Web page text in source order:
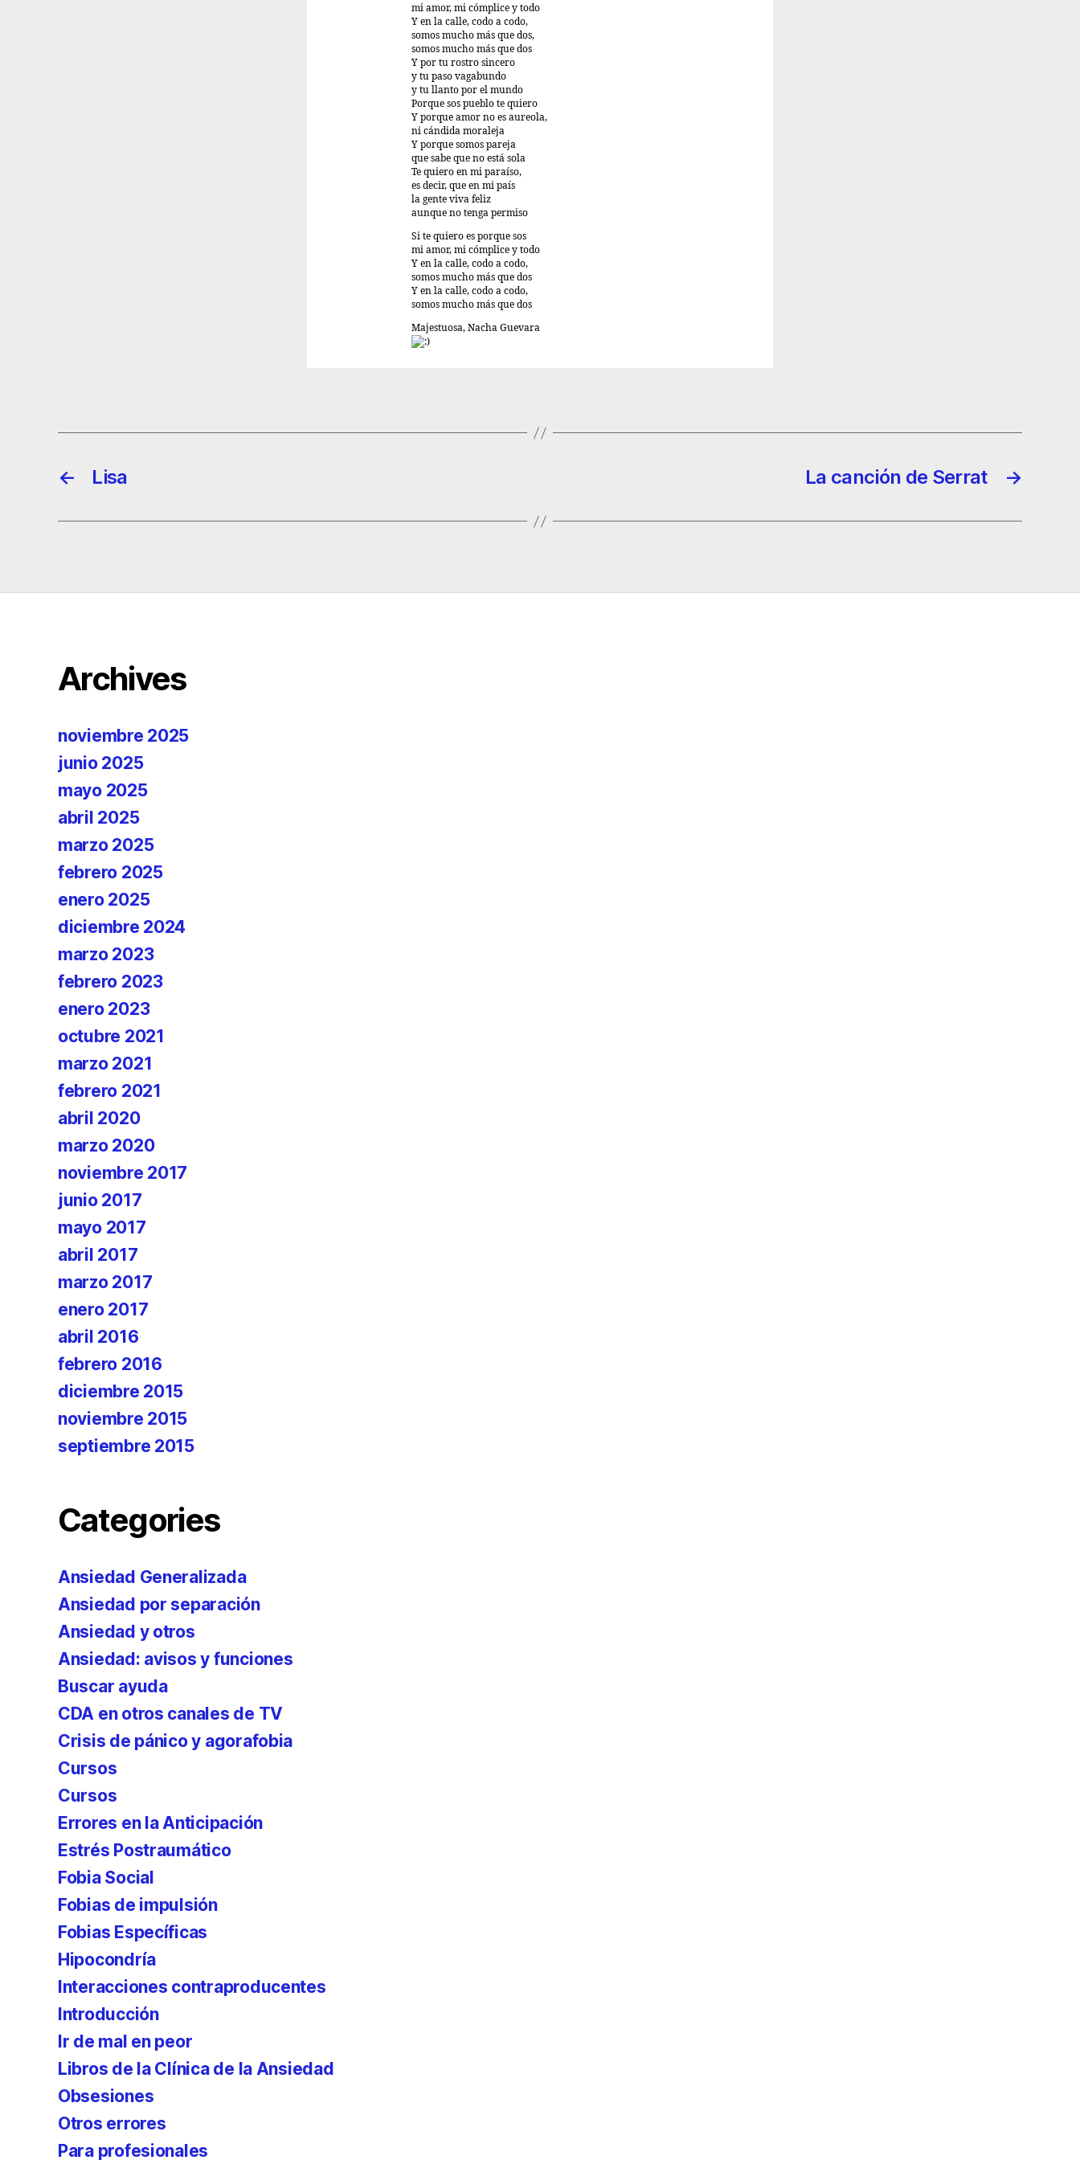
mi amor, mi cómplice y todo
Y en la calle, codo a codo,
somos mucho más que dos,
somos mucho más que dos
Y por tu rostro sincero
y tu paso vagabundo
y tu llanto por el mundo
Porque sos pueblo te quiero
Y porque amor no es aureola,
ni cándida moraleja
Y porque somos pareja
que sabe que no está sola
Te quiero en mi paraíso,
es decir, que en mi país
la gente viva feliz
aunque no tenga permiso
Si te quiero es porque sos
mi amor, mi cómplice y todo
Y en la calle, codo a codo,
somos mucho más que dos
Y en la calle, codo a codo,
somos mucho más que dos
Majestuosa, Nacha Guevara
← Lisa →
La canción de Serrat
Archives
noviembre 2025
junio 2025
mayo 2025
abril 2025
marzo 2025
febrero 2025
enero 2025
diciembre 2024
marzo 2023
febrero 2023
enero 2023
octubre 2021
marzo 2021
febrero 2021
abril 2020
marzo 2020
noviembre 2017
junio 2017
mayo 2017
abril 2017
marzo 2017
enero 2017
abril 2016
febrero 2016
diciembre 2015
noviembre 2015
septiembre 2015
Categories
Ansiedad Generalizada
Ansiedad por separación
Ansiedad y otros
Ansiedad: avisos y funciones
Buscar ayuda
CDA en otros canales de TV
Crisis de pánico y agorafobia
Cursos
Cursos
Errores en la Anticipación
Estrés Postraumático
Fobia Social
Fobias de impulsión
Fobias Específicas
Hipocondría
Interacciones contraproducentes
Introducción
Ir de mal en peor
Libros de la Clínica de la Ansiedad
Obsesiones
Otros errores
Para profesionales